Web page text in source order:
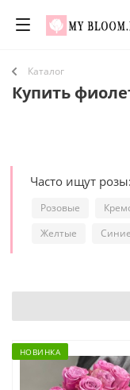
Каталог
Купить
Часто ищут розы:
Розовые
Желтые
Синие
НОВИНКА